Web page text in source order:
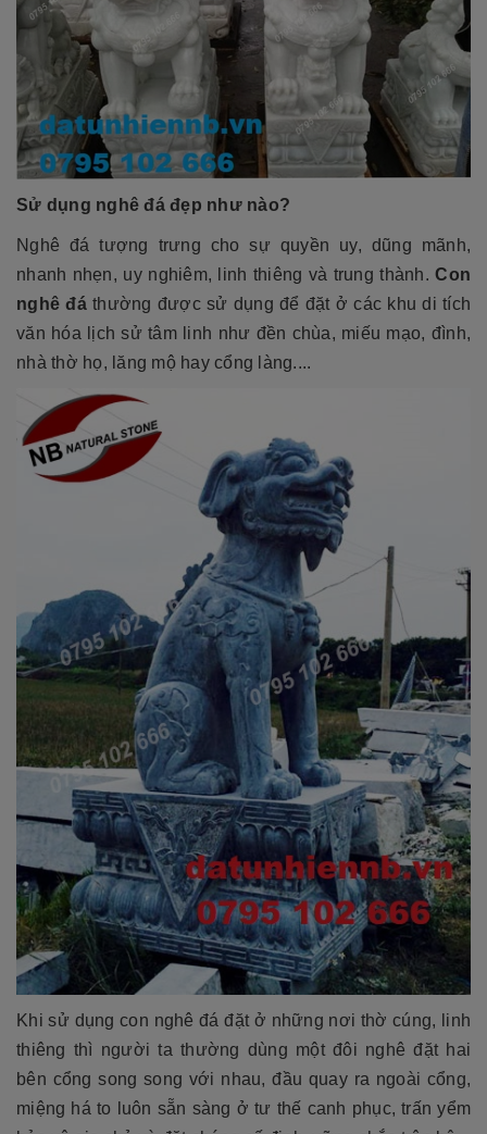
Sử dụng nghê đá đẹp như nào?
Nghê đá tượng trưng cho sự quyền uy, dũng mãnh,
nhanh nhẹn, uy nghiêm, linh thiêng và trung thành.Con
nghê đáthường được sử dụng để đặt ở các khu di tích
văn hóa lịch sử tâm linh như đền chùa, miếu mạo, đình,
nhà thờ họ, lăng mộ hay cổng làng....
Khi sử dụng con nghê đá đặt ở những nơi thờ cúng, linh
thiêng thì người ta thường dùng một đôi nghê đặt hai
bên cổng song song với nhau, đầu quay ra ngoài cổng,
miệng há to luôn sẵn sàng ở tư thế canh phục, trấn yểm